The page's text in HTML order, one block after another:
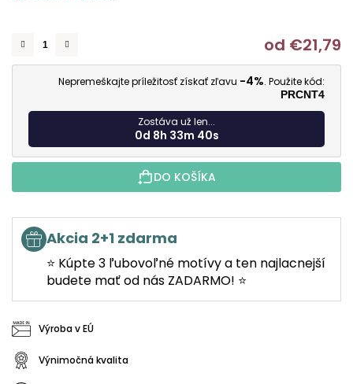
od €21,79
Nepremeškajte príležitosť získať zľavu -4%. Použite kód:
PRCNT4
Zostáva už len...
0d 8h 33m 39s
DO KOŠÍKA
Akcia 2+1 zdarma
⭐ Kúpte 3 ľubovoľné motívy a ten najlacnejší
budete mať od nás ZADARMO! ⭐
Výroba v EÚ
Výnimočná kvalita